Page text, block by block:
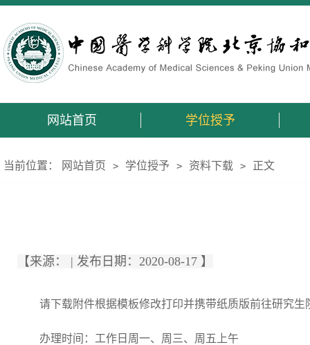
网站首页 学位授予
当前位置： 网站首页 > 学位授予 > 资料下载 > 正文
【来源： | 发布日期：2020-08-17 】
请下载附件根据模板修改打印并携带纸质版前往研究生
办理时间：工作日周一、周三、周五上午